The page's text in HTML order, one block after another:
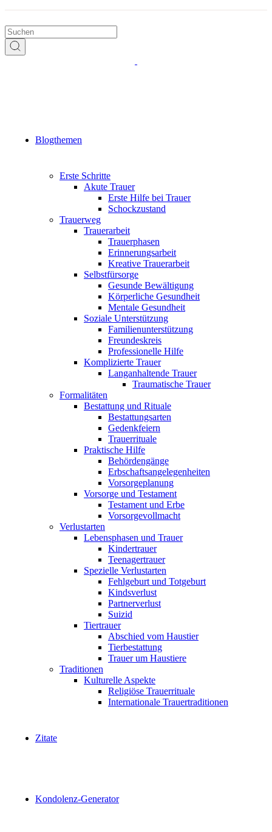
Blogthemen
Erste Schritte
Akute Trauer
Erste Hilfe bei Trauer
Schockzustand
Trauerweg
Trauerarbeit
Trauerphasen
Erinnerungsarbeit
Kreative Trauerarbeit
Selbstfürsorge
Gesunde Bewältigung
Körperliche Gesundheit
Mentale Gesundheit
Soziale Unterstützung
Familienunterstützung
Freundeskreis
Professionelle Hilfe
Komplizierte Trauer
Langanhaltende Trauer
Traumatische Trauer
Formalitäten
Bestattung und Rituale
Bestattungsarten
Gedenkfeiern
Trauerrituale
Praktische Hilfe
Behördengänge
Erbschaftsangelegenheiten
Vorsorgeplanung
Vorsorge und Testament
Testament und Erbe
Vorsorgevollmacht
Verlustarten
Lebensphasen und Trauer
Kindertrauer
Teenagertrauer
Spezielle Verlustarten
Fehlgeburt und Totgeburt
Kindsverlust
Partnerverlust
Suizid
Tiertrauer
Abschied vom Haustier
Tierbestattung
Trauer um Haustiere
Traditionen
Kulturelle Aspekte
Religiöse Trauerrituale
Internationale Trauertraditionen
Zitate
Kondolenz-Generator